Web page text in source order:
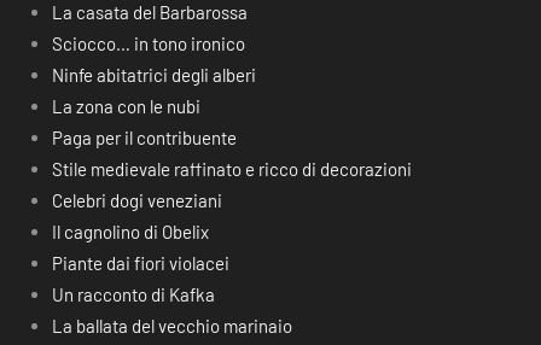
La casata del Barbarossa
Sciocco… in tono ironico
Ninfe abitatrici degli alberi
La zona con le nubi
Paga per il contribuente
Stile medievale raffinato e ricco di decorazioni
Celebri dogi veneziani
Il cagnolino di Obelix
Piante dai fiori violacei
Un racconto di Kafka
La ballata del vecchio marinaio